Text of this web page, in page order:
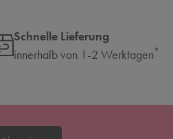
Schnelle Lieferung
innerhalb von 1-2 Werktagen*